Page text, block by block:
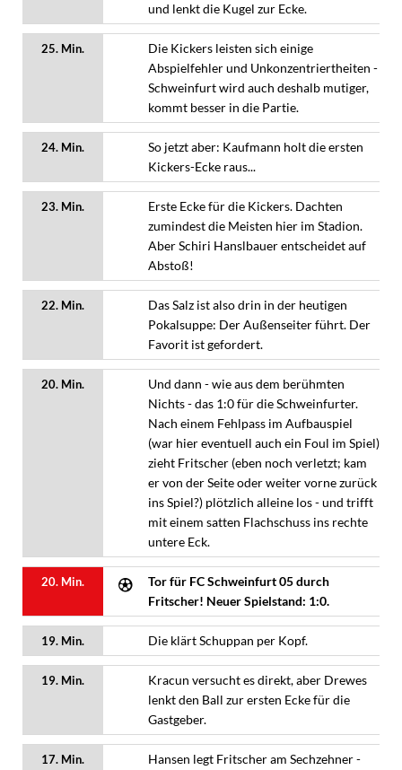
und lenkt die Kugel zur Ecke.
25. Min.
Die Kickers leisten sich einige
Abspielfehler und Unkonzentriertheiten -
Schweinfurt wird auch deshalb mutiger,
kommt besser in die Partie.
24. Min.
So jetzt aber: Kaufmann holt die ersten
Kickers-Ecke raus...
23. Min.
Erste Ecke für die Kickers. Dachten
zumindest die Meisten hier im Stadion.
Aber Schiri Hanslbauer entscheidet auf
Abstoß!
22. Min.
Das Salz ist also drin in der heutigen
Pokalsuppe: Der Außenseiter führt. Der
Favorit ist gefordert.
20. Min.
Und dann - wie aus dem berühmten
Nichts - das 1:0 für die Schweinfurter.
Nach einem Fehlpass im Aufbauspiel
(war hier eventuell auch ein Foul im Spiel)
zieht Fritscher (eben noch verletzt; kam
er von der Seite oder weiter vorne zurück
ins Spiel?) plötzlich alleine los - und trifft
mit einem satten Flachschuss ins rechte
untere Eck.
20. Min.
Tor für FC Schweinfurt 05 durch
Fritscher! Neuer Spielstand: 1:0.
19. Min. Die klärt Schuppan per Kopf.
19. Min.
Kracun versucht es direkt, aber Drewes
lenkt den Ball zur ersten Ecke für die
Gastgeber.
17. Min.
Hansen legt Fritscher am Sechzehner -